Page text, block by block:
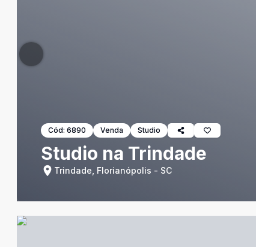
Cód: 6890 Venda Studio
Studio na Trindade
Trindade, Florianópolis - SC